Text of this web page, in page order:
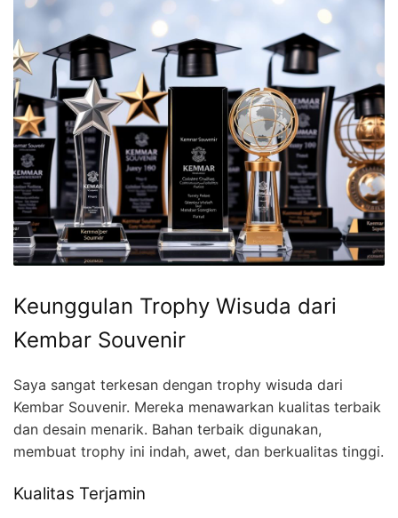
Keunggulan Trophy Wisuda dari
Kembar Souvenir
Saya sangat terkesan dengan trophy wisuda dari
Kembar Souvenir. Mereka menawarkan kualitas terbaik
dan desain menarik. Bahan terbaik digunakan,
membuat trophy ini indah, awet, dan berkualitas tinggi.
Kualitas Terjamin